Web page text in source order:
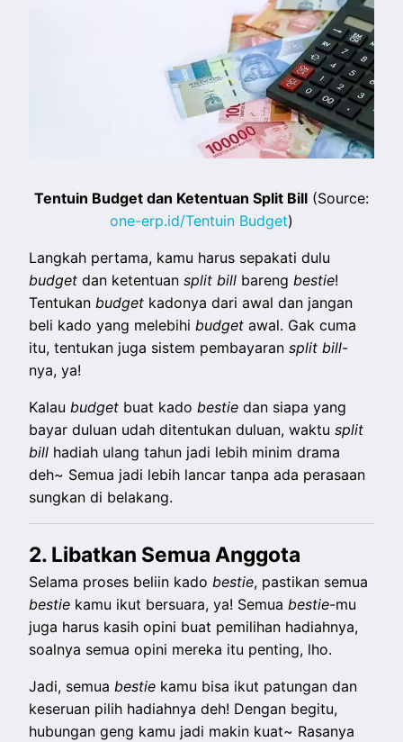
Tentuin Budget dan Ketentuan Split Bill (Source:
one-erp.id/Tentuin Budget)
Langkah pertama, kamu harus sepakati dulu
budget dan ketentuansplit bill barengbestie!
Tentukanbudget kadonya dari awal dan jangan
beli kado yang melebihibudget awal. Gak cuma
itu, tentukan juga sistem pembayaransplit bill-
nya, ya!
Kalaubudget buat kadobestie dan siapa yang
bayar duluan udah ditentukan duluan, waktusplit
bill hadiah ulang tahun jadi lebih minim drama
deh~ Semua jadi lebih lancar tanpa ada perasaan
sungkan di belakang.
2. Libatkan Semua Anggota
Selama proses beliin kadobestie, pastikan semua
bestie kamu ikut bersuara, ya! Semuabestie-mu
juga harus kasih opini buat pemilihan hadiahnya,
soalnya semua opini mereka itu penting, lho.
Jadi, semuabestie kamu bisa ikut patungan dan
keseruan pilih hadiahnya deh! Dengan begitu,
hubungan geng kamu jadi makin kuat~ Rasanya